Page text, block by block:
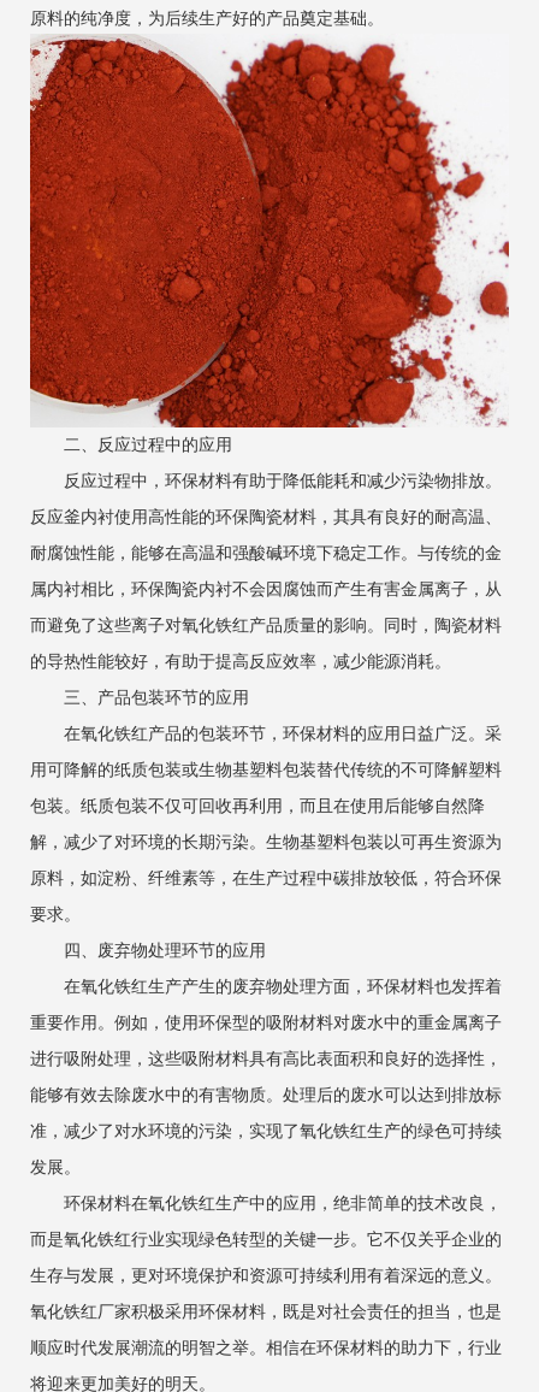
原料的纯净度，为后续生产好的产品奠定基础。
二、反应过程中的应用
反应过程中，环保材料有助于降低能耗和减少污染物排放。
反应釜内衬使用高性能的环保陶瓷材料，其具有良好的耐高温、
耐腐蚀性能，能够在高温和强酸碱环境下稳定工作。与传统的金
属内衬相比，环保陶瓷内衬不会因腐蚀而产生有害金属离子，从
而避免了这些离子对氧化铁红产品质量的影响。同时，陶瓷材料
的导热性能较好，有助于提高反应效率，减少能源消耗。
三、产品包装环节的应用
在氧化铁红产品的包装环节，环保材料的应用日益广泛。采
用可降解的纸质包装或生物基塑料包装替代传统的不可降解塑料
包装。纸质包装不仅可回收再利用，而且在使用后能够自然降
解，减少了对环境的长期污染。生物基塑料包装以可再生资源为
原料，如淀粉、纤维素等，在生产过程中碳排放较低，符合环保
要求。
四、废弃物处理环节的应用
在氧化铁红生产产生的废弃物处理方面，环保材料也发挥着
重要作用。例如，使用环保型的吸附材料对废水中的重金属离子
进行吸附处理，这些吸附材料具有高比表面积和良好的选择性，
能够有效去除废水中的有害物质。处理后的废水可以达到排放标
准，减少了对水环境的污染，实现了氧化铁红生产的绿色可持续
发展。
环保材料在氧化铁红生产中的应用，绝非简单的技术改良，
而是氧化铁红行业实现绿色转型的关键一步。它不仅关乎企业的
生存与发展，更对环境保护和资源可持续利用有着深远的意义。
氧化铁红厂家积极采用环保材料，既是对社会责任的担当，也是
顺应时代发展潮流的明智之举。相信在环保材料的助力下，行业
将迎来更加美好的明天。